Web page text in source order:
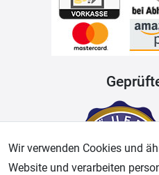
Wir verwenden Cookies und
Website und verarbeiten